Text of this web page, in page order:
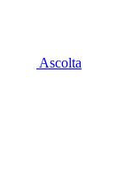
Ascolta